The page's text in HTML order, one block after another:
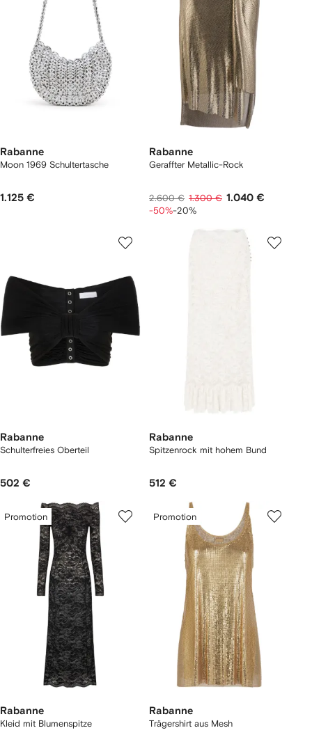
Rabanne
Moon 1969 Schultertasche
1.125 €
Rabanne
Geraffter Metallic-Rock
2.600 € 1.300 € 1.040 €
-50%-20%
Rabanne
Schulterfreies Oberteil
502 €
Rabanne
Spitzenrock mit hohem Bund
512 €
Promotion
Rabanne
Kleid mit Blumenspitze
Promotion
Rabanne
Trägershirt aus Mesh